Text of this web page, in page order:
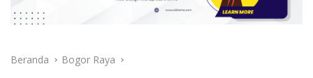
Beranda Bogor Raya